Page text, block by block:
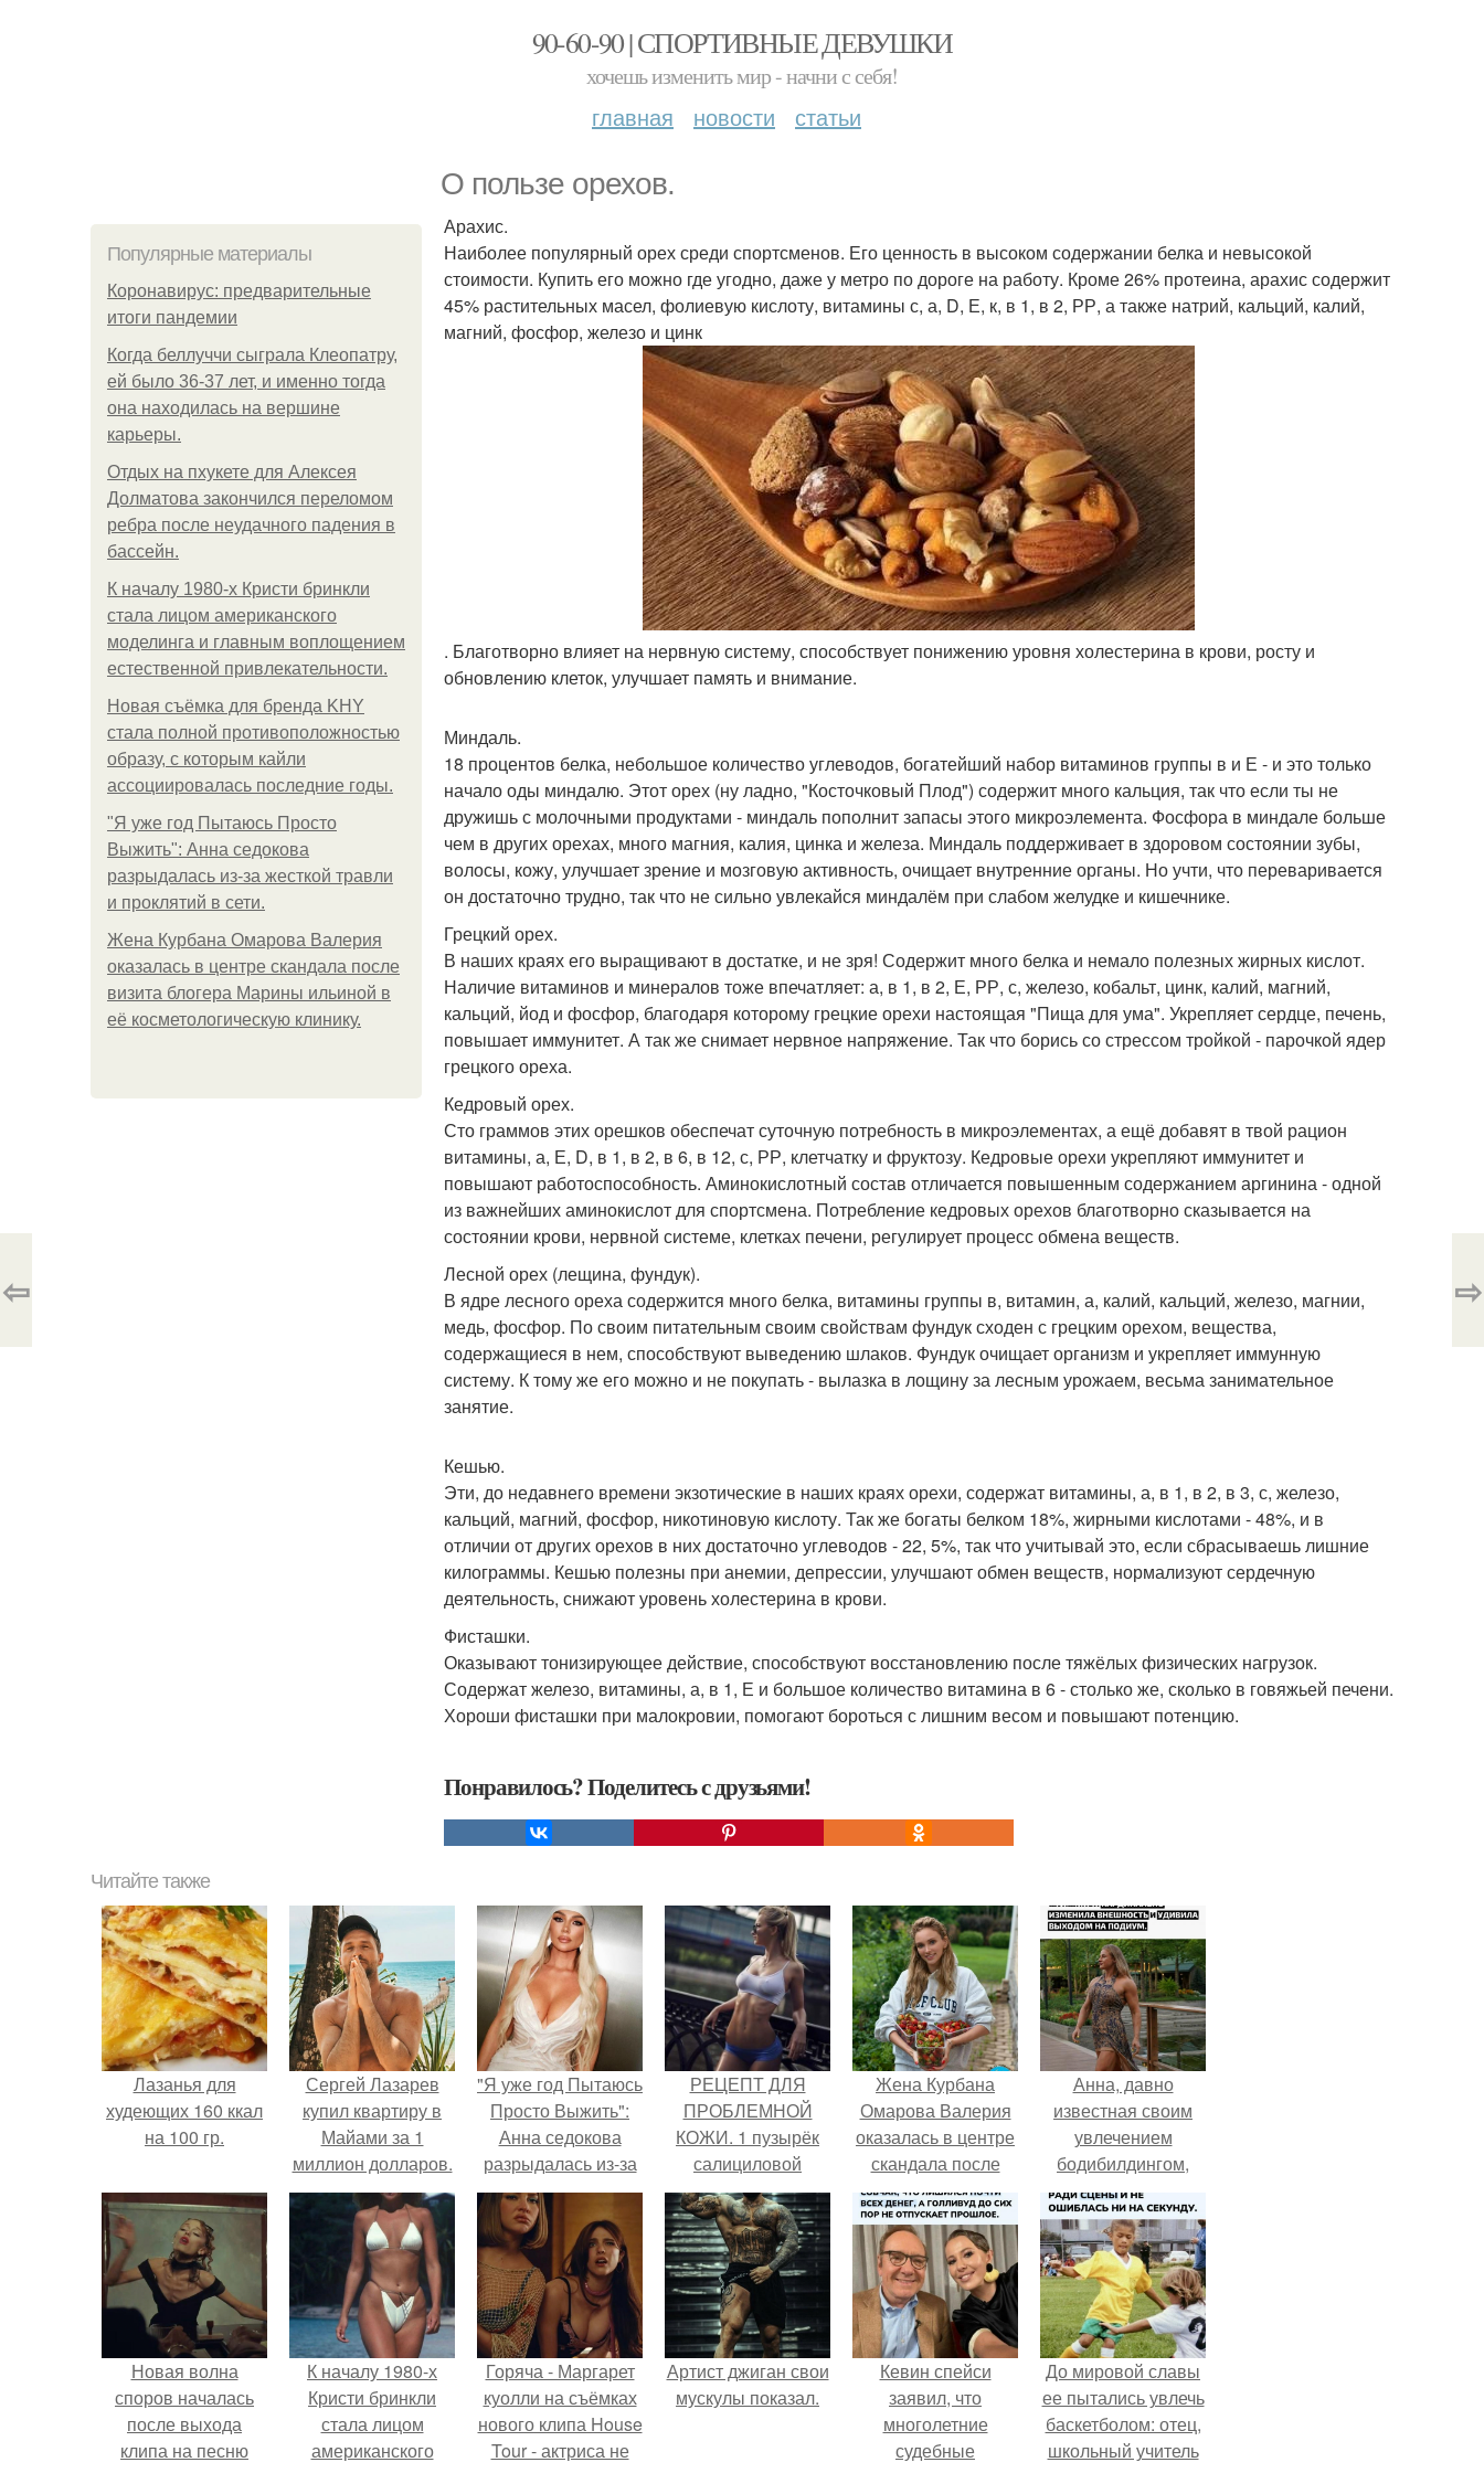
90-60-90 | СПОРТИВНЫЕ ДЕВУШКИ
хочешь изменить мир - начни с себя!
главная новости статьи
О пользе орехов.
Популярные материалы
Коронавирус: предварительные
итоги пандемии
Когда беллуччи сыграла Клеопатру,
ей было 36-37 лет, и именно тогда
она находилась на вершине
карьеры.
Отдых на пхукете для Алексея
Долматова закончился переломом
ребра после неудачного падения в
бассейн.
К началу 1980-х Кристи бринкли
стала лицом американского
моделинга и главным воплощением
естественной привлекательности.
Новая съёмка для бренда KHY
стала полной противоположностью
образу, с которым кайли
ассоциировалась последние годы.
"Я уже год Пытаюсь Просто
Выжить": Анна седокова
разрыдалась из-за жесткой травли
и проклятий в сети.
Жена Курбана Омарова Валерия
оказалась в центре скандала после
визита блогера Марины ильиной в
её косметологическую клинику.
Арахис.
Наиболее популярный орех среди спортсменов. Его ценность в высоком содержании белка и невысокой
стоимости. Купить его можно где угодно, даже у метро по дороге на работу. Кроме 26% протеина, арахис содержит
45% растительных масел, фолиевую кислоту, витамины с, а, D, Е, к, в 1, в 2, РР, а также натрий, кальций, калий,
магний, фосфор, железо и цинк
. Благотворно влияет на нервную систему, способствует понижению уровня холестерина в крови, росту и
обновлению клеток, улучшает память и внимание.
Миндаль.
18 процентов белка, небольшое количество углеводов, богатейший набор витаминов группы в и Е - и это только
начало оды миндалю. Этот орех (ну ладно, "Косточковый Плод") содержит много кальция, так что если ты не
дружишь с молочными продуктами - миндаль пополнит запасы этого микроэлемента. Фосфора в миндале больше
чем в других орехах, много магния, калия, цинка и железа. Миндаль поддерживает в здоровом состоянии зубы,
волосы, кожу, улучшает зрение и мозговую активность, очищает внутренние органы. Но учти, что переваривается
он достаточно трудно, так что не сильно увлекайся миндалём при слабом желудке и кишечнике.
Грецкий орех.
В наших краях его выращивают в достатке, и не зря! Содержит много белка и немало полезных жирных кислот.
Наличие витаминов и минералов тоже впечатляет: а, в 1, в 2, Е, РР, с, железо, кобальт, цинк, калий, магний,
кальций, йод и фосфор, благодаря которому грецкие орехи настоящая "Пища для ума". Укрепляет сердце, печень,
повышает иммунитет. А так же снимает нервное напряжение. Так что борись со стрессом тройкой - парочкой ядер
грецкого ореха.
Кедровый орех.
Сто граммов этих орешков обеспечат суточную потребность в микроэлементах, а ещё добавят в твой рацион
витамины, а, Е, D, в 1, в 2, в 6, в 12, с, РР, клетчатку и фруктозу. Кедровые орехи укрепляют иммунитет и
повышают работоспособность. Аминокислотный состав отличается повышенным содержанием аргинина - одной
из важнейших аминокислот для спортсмена. Потребление кедровых орехов благотворно сказывается на
состоянии крови, нервной системе, клетках печени, регулирует процесс обмена веществ.
Лесной орех (лещина, фундук).
В ядре лесного ореха содержится много белка, витамины группы в, витамин, а, калий, кальций, железо, магнии,
медь, фосфор. По своим питательным своим свойствам фундук сходен с грецким орехом, вещества,
содержащиеся в нем, способствуют выведению шлаков. Фундук очищает организм и укрепляет иммунную
систему. К тому же его можно и не покупать - вылазка в лощину за лесным урожаем, весьма занимательное
занятие.
Кешью.
Эти, до недавнего времени экзотические в наших краях орехи, содержат витамины, а, в 1, в 2, в 3, с, железо,
кальций, магний, фосфор, никотиновую кислоту. Так же богаты белком 18%, жирными кислотами - 48%, и в
отличии от других орехов в них достаточно углеводов - 22, 5%, так что учитывай это, если сбрасываешь лишние
килограммы. Кешью полезны при анемии, депрессии, улучшают обмен веществ, нормализуют сердечную
деятельность, снижают уровень холестерина в крови.
Фисташки.
Оказывают тонизирующее действие, способствуют восстановлению после тяжёлых физических нагрузок.
Содержат железо, витамины, а, в 1, Е и большое количество витамина в 6 - столько же, сколько в говяжьей печени.
Хороши фисташки при малокровии, помогают бороться с лишним весом и повышают потенцию.
Понравилось? Поделитесь с друзьями!
⇦ ⇨
Читайте также
Лазанья для
худеющих 160 ккал
на 100 гр.
Сергей Лазарев
купил квартиру в
Майами за 1
миллион долларов.
"Я уже год Пытаюсь
Просто Выжить":
Анна седокова
разрыдалась из-за
жесткой травли и
проклятий в сети.
РЕЦЕПТ ДЛЯ
ПРОБЛЕМНОЙ
КОЖИ. 1 пузырёк
салициловой
кислоты по 40 мл.
1%.
Жена Курбана
Омарова Валерия
оказалась в центре
скандала после
визита блогера
Марины ильиной в
её
косметологическую
клинику.
Анна, давно
известная своим
увлечением
бодибилдингом,
впервые
попробовала себя
в роли модели.
Новая волна
споров началась
после выхода
клипа на песню
К началу 1980-х
Кристи бринкли
стала лицом
американского
Горяча - Маргарет
куолли на съёмках
нового клипа House
Tour - актриса не
Артист джиган свои
мускулы показал.
Кевин спейси
заявил, что
многолетние
судебные
До мировой славы
ее пытались увлечь
баскетболом: отец,
школьный учитель